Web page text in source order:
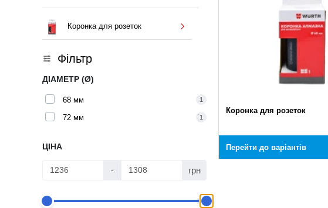
Коронка для розеток
Фільтр
ДІАМЕТР (Ø)
68 мм 1
72 мм 1
ЦІНА
- грн
Коронка для розеток
Перейти до варіантів